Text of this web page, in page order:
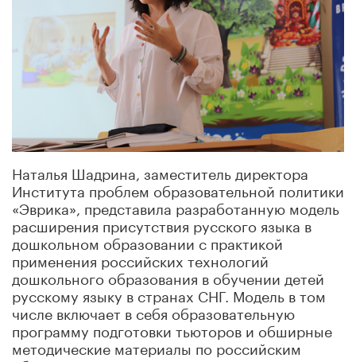
Наталья Шадрина, заместитель директора
Института проблем образовательной политики
«Эврика», представила разработанную модель
расширения присутствия русского языка в
дошкольном образовании с практикой
применения российских технологий
дошкольного образования в обучении детей
русскому языку в странах СНГ. Модель в том
числе включает в себя образовательную
программу подготовки тьюторов и обширные
методические материалы по российским